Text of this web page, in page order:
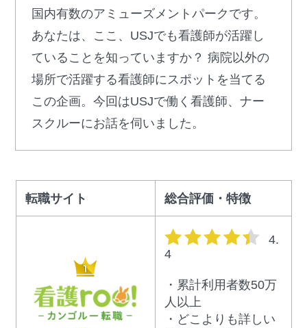
国内有数のアミューズメントパークです。
あなたは、ここ、USJでも看護師が活躍し
ていることを知っていますか？ 病院以外の
場所で活躍する看護師にスポットを当てる
この企画。今回はUSJで働く看護師、ナー
スクルーにお話を伺いました。
転職サイト 総合評価・特徴
星の数
4.
4
・累計利用者数50万
人以上
・どこよりも詳しい